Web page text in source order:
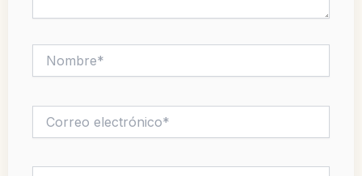
electrónico*